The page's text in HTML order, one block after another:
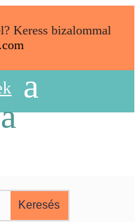
Keress bizalommal